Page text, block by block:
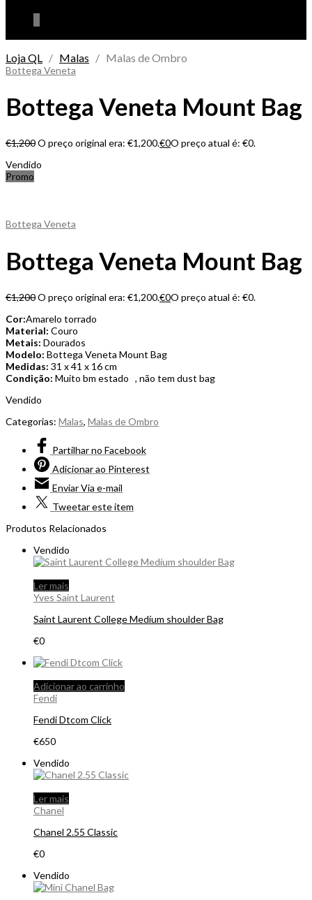
Loja QL / Malas / Malas de Ombro
Bottega Veneta
Bottega Veneta Mount Bag
€1,200O preço original era: €1,200.€0O preço atual é: €0.
Vendido
Promo
Bottega Veneta
Bottega Veneta Mount Bag
€1,200O preço original era: €1,200.€0O preço atual é: €0.
Cor:Amarelo torrado
Material: Couro
Metais: Dourados
Modelo: Bottega Veneta Mount Bag
Medidas: 31 x 41 x 16 cm
Condição: Muito bm estado , não tem dust bag
Vendido
Categorias: Malas, Malas de Ombro
Partilharno Facebook
Adicionarao Pinterest
EnviarVia e-mail
Tweetareste item
Produtos Relacionados
Vendido
Ler mais
Yves Saint Laurent
Saint Laurent College Medíum shoulder Bag
€0
Adicionar ao carrinho
Fendi
Fendi Dtcom Click
€650
Vendido
Ler mais
Chanel
Chanel 2.55 Classic
€0
Vendido